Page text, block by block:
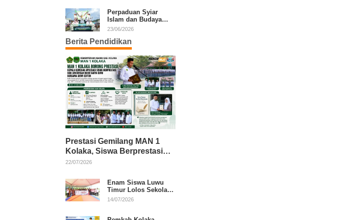
Perpaduan Syiar
Islam dan Budaya
Warnai Pawai Ta’aruf
23/06/2026
Berita Pendidikan
Prestasi Gemilang MAN 1
Kolaka, Siswa Berprestasi
dan Guru Berkarya Raih
22/07/2026
Enam Siswa Luwu
Timur Lolos Sekolah
Rakyat, Bupati: Jaga
14/07/2026